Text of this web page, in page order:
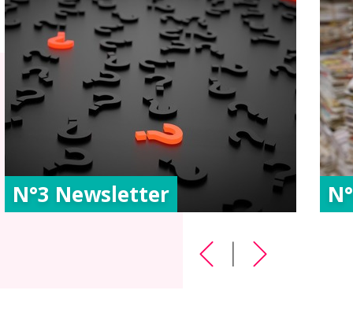
N°3 Newsletter
|